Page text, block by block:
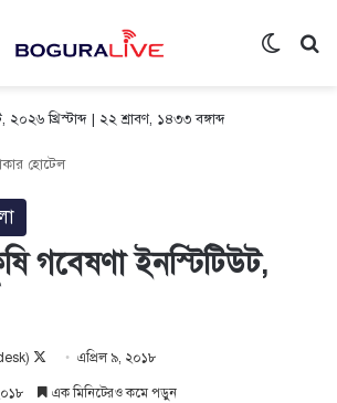
খ্রিস্টাব্দ| ২২ শ্রাবণ, ১৪৩৩ বঙ্গাব্দ
হোটেল
গবেষণা ইনস্টিটিউট,
Follow
on
এপ্রিল ৯, ২০১৮
এক মিনিটেরও কমে পড়ুন